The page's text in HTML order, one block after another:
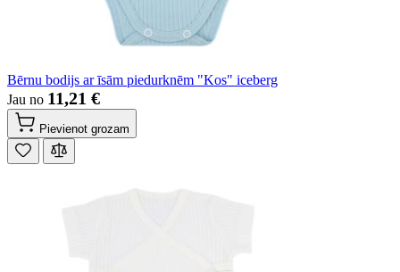
Bērnu bodijs ar īsām piedurknēm "Kos" iceberg
Jau no 11,21 €
Pievienot grozam